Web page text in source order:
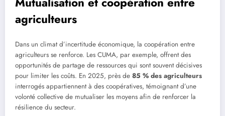
agriculteurs
Dans un climat d’incertitude économique, la coopération entre
agriculteurs se renforce. Les CUMA, par exemple, offrent des
opportunités de partage de ressources qui sont souvent décisives
pour limiter les coûts. En 2025, près de 85 % des agriculteurs
interrogés appartiennent à des coopératives, témoignant d’une
volonté collective de mutualiser les moyens afin de renforcer la
résilience du secteur.